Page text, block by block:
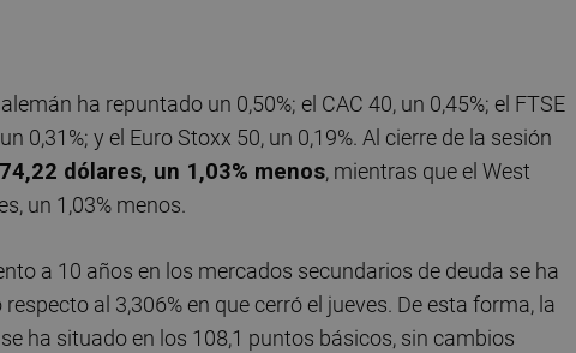
ha repuntado un 0,50%; el CAC 40, un 0,45%; el FTSE
0,31%; y el Euro Stoxx 50, un 0,19%. Al cierre de la sesión
dólares, un 1,03% menos, mientras que el West
un 1,03% menos.
a 10 años en los mercados secundarios de deuda se ha
al 3,306% en que cerró el jueves. De esta forma, la
ha situado en los 108,1 puntos básicos, sin cambios